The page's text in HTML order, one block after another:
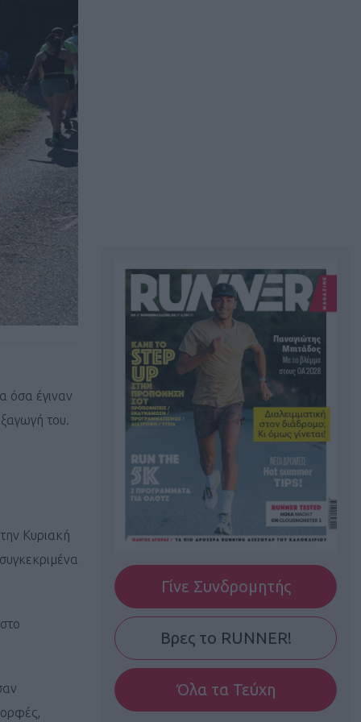
όσα έγιναν
του.
Κυριακή
Γίνε Συνδρομητής
Βρες το RUNNER!
Όλα τα Τεύχη